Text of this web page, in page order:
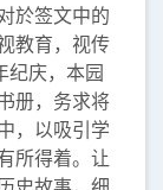
於签文中的
教育，视传
纪庆，本园
册，务求将
，以吸引学
所得着。让